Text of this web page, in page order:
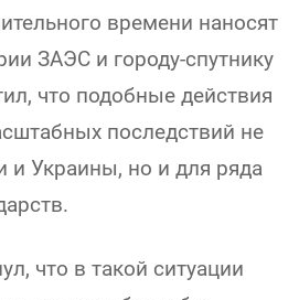
времени наносят
ЗАЭС и городу-спутнику
что подобные действия
последствий не
и Украины, но и для ряда
что в такой ситуации